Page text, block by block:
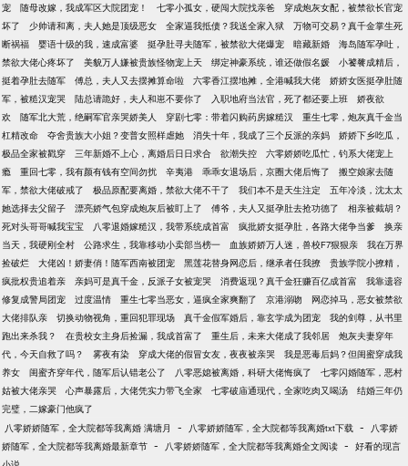
宠
随母改嫁，我成军区大院团宠！ 七零小孤女，硬闯大院找亲爸
穿成炮灰女配，被禁欲长官宠
坏了
少帅请和离，夫人她是顶级恶女 全家逼我抵债？我送全家入狱
万物可交易？真千金掌生死
断祸福
婴语十级的我，速成富婆 挺孕肚寻夫随军，被禁欲大佬爆宠 暗藏新婚
海岛随军孕吐，
禁欲大佬心疼坏了
美貌万人嫌被贵族怪物宠上天 绑定神豪系统，谁还做假名媛
小饕餮成精后，
挺着孕肚去随军
傅总，夫人又去摆摊算命啦 六零香江摆地摊，全港喊我大佬
娇娇女医挺孕肚随
军，被糙汉宠哭
陆总请跪好，夫人和崽不要你了 入职地府当法官，死了都还要上班
娇夜欲
欢
随军北大荒，绝嗣军官亲哭娇美人 穿剧七零：带着闪购药房嫁糙汉
重生七零，炮灰真千金当
杠精改命
夺舍贵族大小姐？变普女照样虐她 消失十年，我成了三个反派的亲妈
娇娇下乡吃瓜，
极品全家被戳穿
三年新婚不上心，离婚后日日求合 欲潮失控
六零娇娇吃瓜忙，钓系大佬宠上
瘾
重回七零，我有颜有钱有空间勿扰 辛夷港 乖乖女退场后，京圈大佬后悔了
搬空娘家去随
军，禁欲大佬破戒了
极品原配要离婚，禁欲大佬不干了 我们本不是天生注定
五年冷淡，沈太太
她选择去父留子
漂亮娇气包穿成炮灰后被盯上了 傅爷，夫人又挺孕肚去抢功德了
相亲被截胡？
死对头哥哥喊我宝宝
八零退婚嫁糙汉，我带系统成首富 疯批娇女挺孕肚，各路大佬争当爹
换亲
当天，我硬刚全村
公路求生，我靠移动小卖部当榜一 血族娇娇万人迷，兽校F7狠狠亲
我在万界
捡破烂
大佬凶！娇妻俏！随军西南被团宠 黑莲花替身网恋后，继承者任我撩
贵族学院小撩精，
疯批权贵追着亲
亲妈可是真千金，反派子女被宠哭 消费返现？真千金狂赚百亿成首富
我靠遗容
修复成警局团宠
过度温情 重生七零当恶女，逼疯全家爽翻了 京港溺吻
网恋掉马，恶女被禁欲
大佬排队亲
切换动物视角，重回犯罪现场 真千金假军婚后，靠玄学成为团宠
我的剑尊，从书里
跑出来杀我？
在贵校女主身后捡漏，我成首富了 重生后，未来大佬成了我邻居
炮灰夫妻穿年
代，今天自救了吗？
雾夜有染 穿成大佬的假冒女友，夜夜被亲哭
我是恶毒后妈？但闺蜜穿成我
养女
闺蜜齐穿年代，随军后认错老公了 八零恶媳被离婚，科研大佬悔疯了
七零闪婚随军，恶村
姑被大佬亲哭
心声暴露后，大佬凭实力带飞全家 七零破庙通现代，全家吃肉又喝汤
结婚三年仍
完璧，二嫁豪门他疯了
八零娇娇随军，全大院都等我离婚 满塘月
- 八零娇娇随军，全大院都等我离婚txt下载 -
八零娇
娇随军，全大院都等我离婚最新章节 - 八零娇娇随军，全大院都等我离婚全文阅读 - 好看的现言